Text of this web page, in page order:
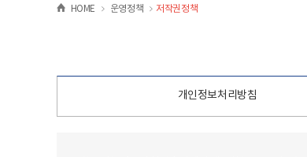
HOME >운영정책 >
저작권정책
개인정보처리방침